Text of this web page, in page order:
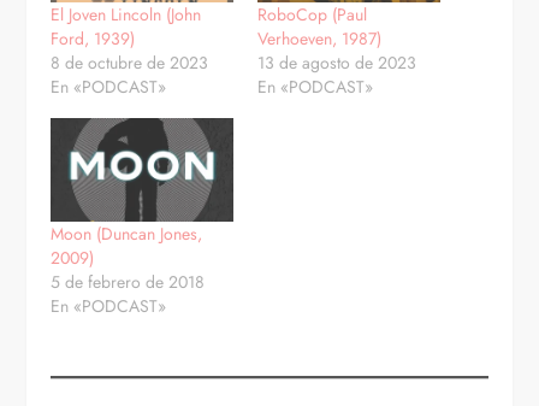
El Joven Lincoln (John
Ford, 1939)
8 de octubre de 2023
En «PODCAST»
RoboCop (Paul
Verhoeven, 1987)
13 de agosto de 2023
En «PODCAST»
Moon (Duncan Jones,
2009)
5 de febrero de 2018
En «PODCAST»